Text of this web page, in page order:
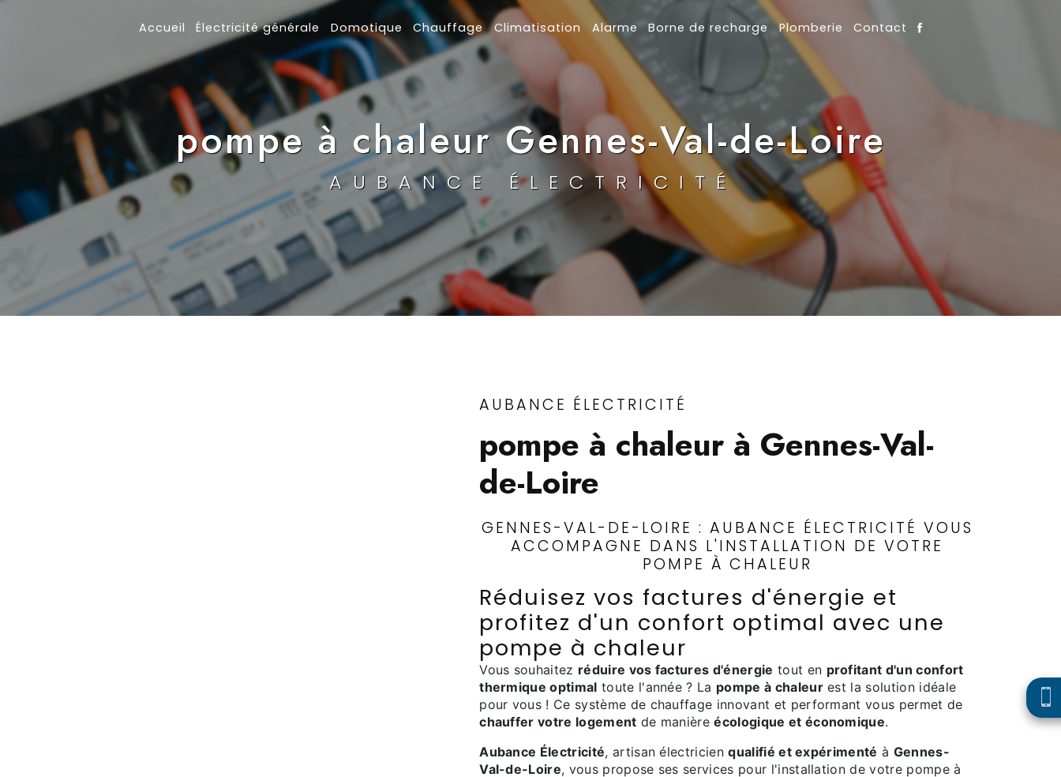
Accueil Électricité générale Domotique Chauffage Climatisation Alarme Borne de recharge Plomberie Contact
pompe à chaleur Gennes-Val-de-Loire
AUBANCE ÉLECTRICITÉ
AUBANCE ÉLECTRICITÉ
pompe à chaleur à Gennes-Val-
de-Loire
GENNES-VAL-DE-LOIRE : AUBANCE ÉLECTRICITÉ VOUS
ACCOMPAGNE DANS L'INSTALLATION DE VOTRE
POMPE À CHALEUR
Réduisez vos factures d'énergie et
profitez d'un confort optimal avec une
pompe à chaleur
Vous souhaitez réduire vos factures d'énergie tout en profitant d'un confort
thermique optimal toute l'année ? La pompe à chaleurest la solution idéale
pour vous ! Ce système de chauffage innovant et performant vous permet de
chauffer votre logement de manièreécologique et économique.
Aubance Électricité, artisan électricienqualifié et expérimenté à Gennes-
Val-de-Loire, vous propose ses services pour l'installation de votre pompe à